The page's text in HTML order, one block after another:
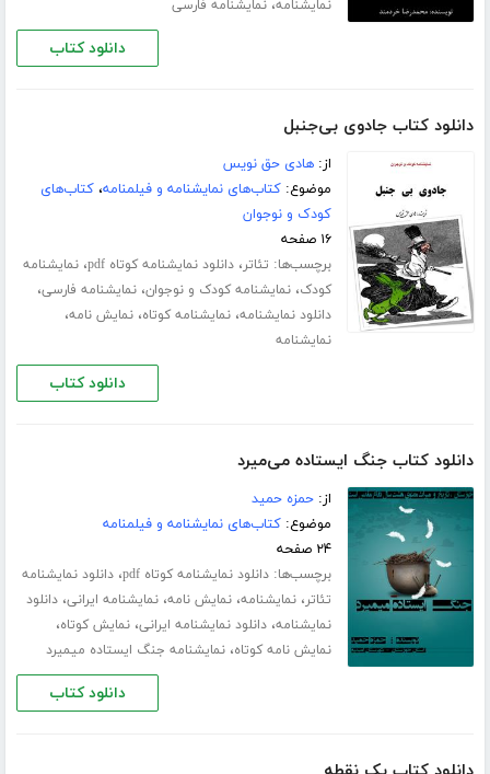
نمایشنامه،نمایشنامه فارسی
دانلود کتاب
دانلود کتاب جادوی بی‌جنبل
از:هادی حق نویس
موضوع:کتاب‌های نمایشنامه و فیلمنامه،کتاب‌های
کودک و نوجوان
۱۶ صفحه
برچسب‌ها: تئاتر،دانلود نمایشنامه کوتاه pdf ،نمایشنامه
کودک،نمایشنامه کودک و نوجوان،نمایشنامه فارسی،
دانلود نمایشنامه،نمایشنامه کوتاه،نمایش نامه،
نمایشنامه
دانلود کتاب
دانلود کتاب جنگ ایستاده می‌میرد
از:حمزه حمید
موضوع:کتاب‌های نمایشنامه و فیلمنامه
۲۴ صفحه
برچسب‌ها:دانلود نمایشنامه کوتاه pdf ،دانلود نمایشنامه
تئاتر،نمایشنامه،نمایش نامه،نمایشنامه ایرانی،دانلود
نمایشنامه،دانلود نمایشنامه ایرانی،نمایش کوتاه،
نمایش نامه کوتاه،نمایشنامه جنگ ایستاده میمیرد
دانلود کتاب